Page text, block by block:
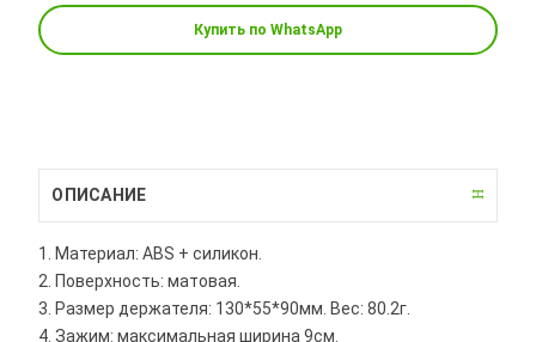
Купить по WhatsApp
ОПИСАНИЕ
1. Материал: ABS + силикон.
2. Поверхность: матовая.
3. Размер держателя: 130*55*90мм. Вес: 80.2г.
4. Зажим: максимальная ширина 9см.